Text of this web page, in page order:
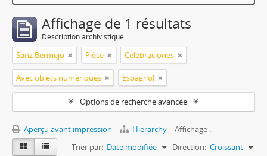
Affichage de 1 résultats
Description archivistique
Sanz Bermejo Pièce Celebraciones
Avec objets numériques Espagnol
Options de recherche avancée
Aperçu avant impression Hierarchy
Affichage :
Trier par: Date modifiée Direction: Croissant